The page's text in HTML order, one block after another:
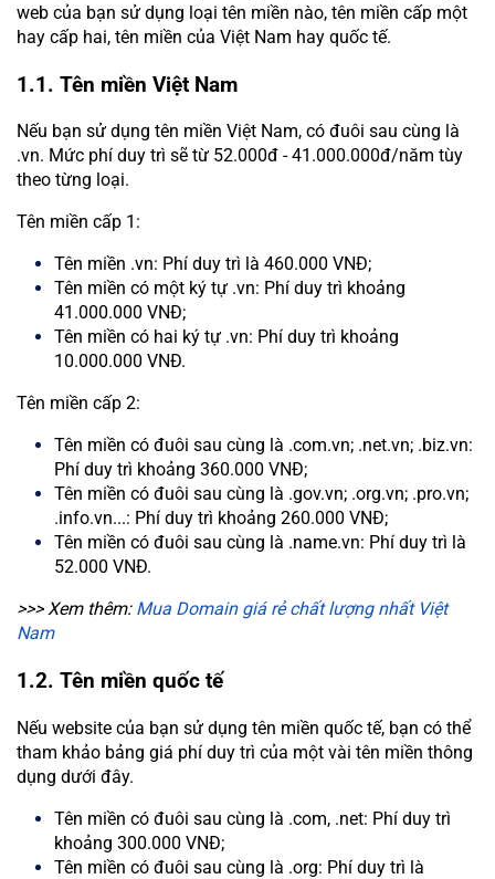
web của bạn sử dụng loại tên miền nào, tên miền cấp một
hay cấp hai, tên miền của Việt Nam hay quốc tế.
1.1. Tên miền Việt Nam
Nếu bạn sử dụng tên miền Việt Nam, có đuôi sau cùng là
.vn. Mức phí duy trì sẽ từ 52.000đ - 41.000.000đ/năm tùy
theo từng loại.
Tên miền cấp 1:
Tên miền .vn: Phí duy trì là 460.000 VNĐ;
Tên miền có một ký tự .vn: Phí duy trì khoảng
41.000.000 VNĐ;
Tên miền có hai ký tự .vn: Phí duy trì khoảng
10.000.000 VNĐ.
Tên miền cấp 2:
Tên miền có đuôi sau cùng là .com.vn; .net.vn; .biz.vn:
Phí duy trì khoảng 360.000 VNĐ;
Tên miền có đuôi sau cùng là .gov.vn; .org.vn; .pro.vn;
.info.vn...: Phí duy trì khoảng 260.000 VNĐ;
Tên miền có đuôi sau cùng là .name.vn: Phí duy trì là
52.000 VNĐ.
>>> Xem thêm: Mua Domain giá rẻ chất lượng nhất Việt
Nam
1.2. Tên miền quốc tế
Nếu website của bạn sử dụng tên miền quốc tế, bạn có thể
tham khảo bảng giá phí duy trì của một vài tên miền thông
dụng dưới đây.
Tên miền có đuôi sau cùng là .com, .net: Phí duy trì
khoảng 300.000 VNĐ;
Tên miền có đuôi sau cùng là .org: Phí duy trì là